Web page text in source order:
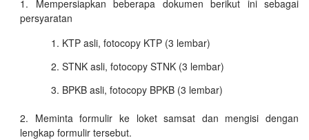
Mempersiapkan beberapa dokumen berikut ini sebagai
persyaratan
KTP asli, fotocopy KTP (3 lembar)
STNK asli, fotocopy STNK (3 lembar)
BPKB asli, fotocopy BPKB (3 lembar)
Meminta formulir ke loket samsat dan mengisi dengan
lengkap formulir tersebut.